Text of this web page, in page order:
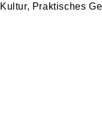
Kultur, Praktisches